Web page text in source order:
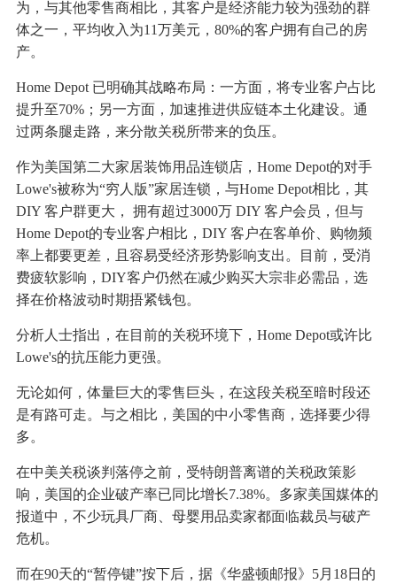
为，与其他零售商相比，其客户是经济能力较为强劲的群
体之一，平均收入为11万美元，80%的客户拥有自己的房
产。
Home Depot 已明确其战略布局：一方面，将专业客户占比
提升至70%；另一方面，加速推进供应链本土化建设。通
过两条腿走路，来分散关税所带来的负压。
作为美国第二大家居装饰用品连锁店，Home Depot的对手
Lowe's被称为“穷人版”家居连锁，与Home Depot相比，其
DIY 客户群更大， 拥有超过3000万 DIY 客户会员，但与
Home Depot的专业客户相比，DIY 客户在客单价、购物频
率上都要更差，且容易受经济形势影响支出。目前，受消
费疲软影响，DIY客户仍然在减少购买大宗非必需品，选
择在价格波动时期捂紧钱包。
分析人士指出，在目前的关税环境下，Home Depot或许比
Lowe's的抗压能力更强。
无论如何，体量巨大的零售巨头，在这段关税至暗时段还
是有路可走。与之相比，美国的中小零售商，选择要少得
多。
在中美关税谈判落停之前，受特朗普离谱的关税政策影
响，美国的企业破产率已同比增长7.38%。多家美国媒体的
报道中，不少玩具厂商、母婴用品卖家都面临裁员与破产
危机。
而在90天的“暂停键”按下后，据《华盛顿邮报》5月18日的